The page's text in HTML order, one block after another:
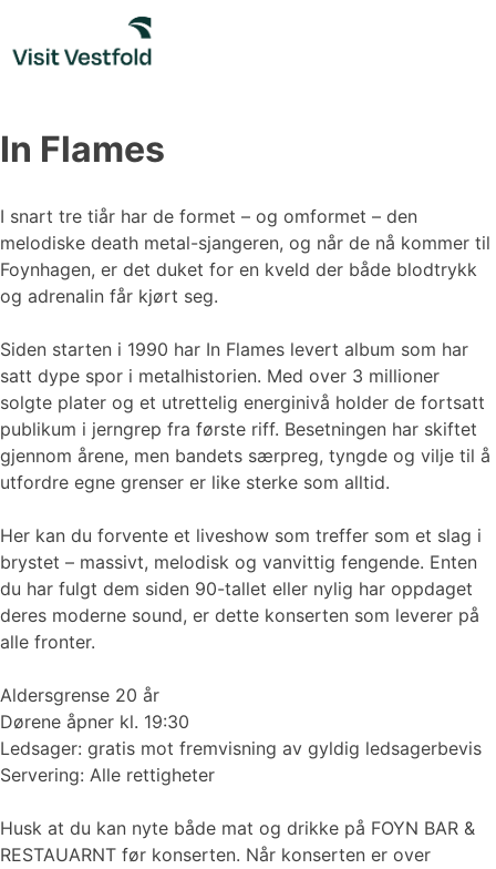
content
In Flames
I snart tre tiår har de formet – og omformet – den
melodiske death metal-sjangeren, og når de nå kommer til
Foynhagen, er det duket for en kveld der både blodtrykk
og adrenalin får kjørt seg.
Siden starten i 1990 har In Flames levert album som har
satt dype spor i metalhistorien. Med over 3 millioner
solgte plater og et utrettelig energinivå holder de fortsatt
publikum i jerngrep fra første riff. Besetningen har skiftet
gjennom årene, men bandets særpreg, tyngde og vilje til å
utfordre egne grenser er like sterke som alltid.
Her kan du forvente et liveshow som treffer som et slag i
brystet – massivt, melodisk og vanvittig fengende. Enten
du har fulgt dem siden 90-tallet eller nylig har oppdaget
deres moderne sound, er dette konserten som leverer på
alle fronter.
Aldersgrense 20 år
Dørene åpner kl. 19:30
Ledsager: gratis mot fremvisning av gyldig ledsagerbevis
Servering: Alle rettigheter
Husk at du kan nyte både mat og drikke på FOYN BAR &
RESTAUARNT før konserten. Når konserten er over